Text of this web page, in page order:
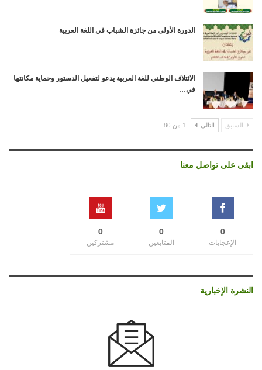
الدورة الأولى من جائزة الشباب في اللغة العربية
الائتلاف الوطني للغة العربية يدعو لتفعيل الدستور وحماية مكانتها
في…
السابق التالي 1 من 80
ابقى على تواصل معنا
0
الإعجابات
0
المتابعين
0
مشتركين
النشرة الإخبارية